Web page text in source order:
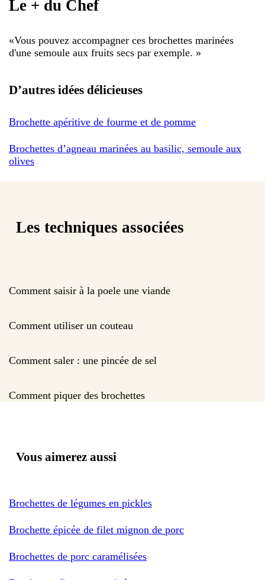
Le + du Chef
«Vous pouvez accompagner ces brochettes marinées
d'une semoule aux fruits secs par exemple. »
D’autres idées délicieuses
Brochette apéritive de fourme et de pomme
Brochettes d’agneau marinées au basilic, semoule aux
olives
Les techniques associées
Comment saisir à la poele une viande
Comment utiliser un couteau
Comment saler : une pincée de sel
Comment piquer des brochettes
Vous aimerez aussi
Brochettes de légumes en pickles
Brochette épicée de filet mignon de porc
Brochettes de porc caramélisées